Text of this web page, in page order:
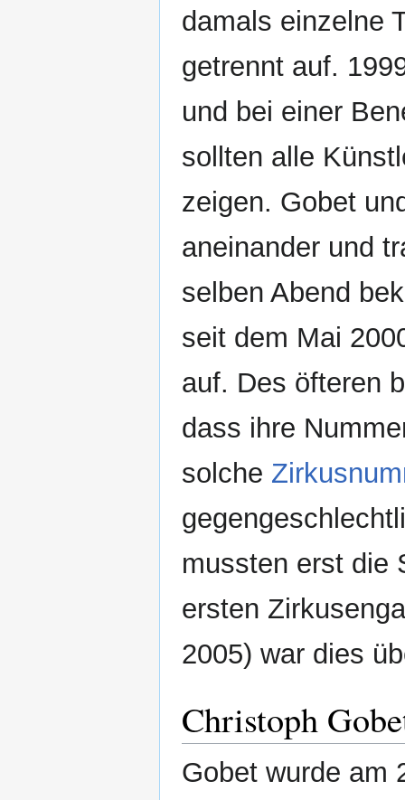
damals einzelne
getrennt auf.
und bei einer
sollten alle
zeigen. Gobet
aneinander und
selben Abend
seit dem Mai
auf. Des öfteren
dass ihre
solche
mussten erst die
ersten
2005) war dies
Christoph
Gobet wurde am